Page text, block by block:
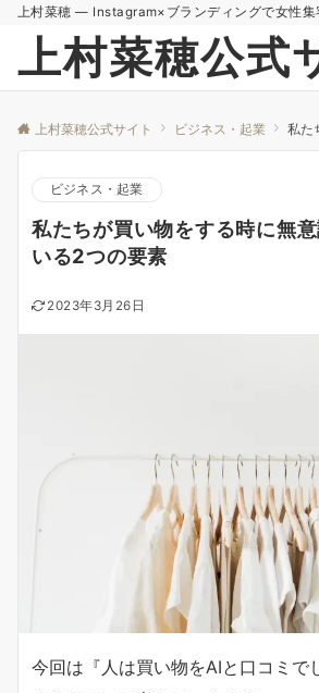
上村菜穂 — Instagram×ブランディングで女性集
上村菜穂公式
上村菜穂公式サイト ビジネス・起業 私たちが
ビジネス・起業
私たちが買い物をする時に無
いる2つの要素
2023年3月26日
今回は『人は買い物をAIと口コミで